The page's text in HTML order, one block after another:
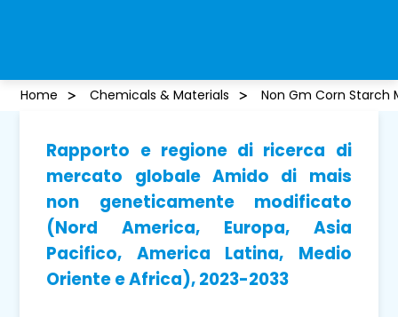
Home Chemicals & Materials Non Gm Corn Starch
Rapporto e regione di ricerca di
mercato globale Amido di mais
non geneticamente modificato
(Nord America, Europa, Asia
Pacifico, America Latina, Medio
Oriente e Africa), 2023-2033